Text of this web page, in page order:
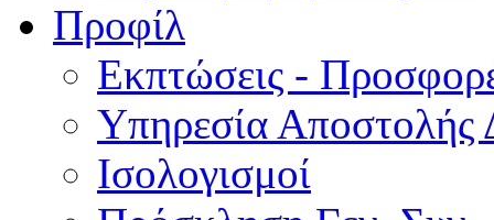
Προφίλ
Εκπτώσεις -
Υπηρεσία Αποστολής
Ισολογισμοί